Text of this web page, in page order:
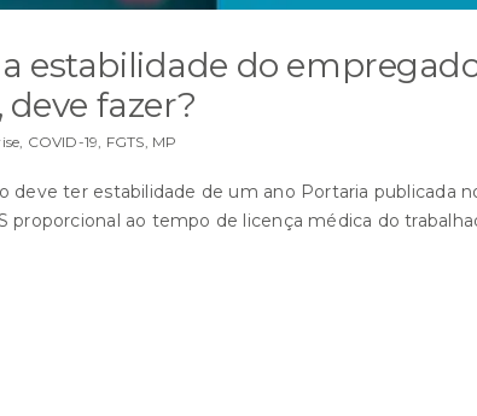
estabilidade do
fazer?
, COVID-19, FGTS, MP
deve ter estabilidade de um ano Portaria publicada
proporcional ao tempo de licença médica do